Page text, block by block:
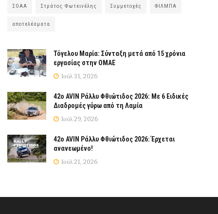
ΣΟΑΑ Στράτος Φωτεινέλης Συμμετοχές ΦΙΛΜΠΑ
αποτελέσματα
Τόγελου Μαρία: Σύνταξη μετά από 15 χρόνια
εργασίας στην ΟΜΑΕ
Ιούλ 31, 2026
42ο AVIN Ράλλυ Φθιώτιδος 2026: Με 6 Ειδικές
Διαδρομές γύρω από τη Λαμία
Ιούλ 29, 2026
42ο AVIN Ράλλυ Φθιώτιδος 2026: Έρχεται
ανανεωμένο!
Ιούλ 21, 2026